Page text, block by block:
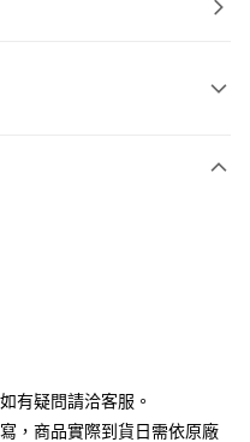
有疑問請洽客服。
，商品實際到貨日需依原廠